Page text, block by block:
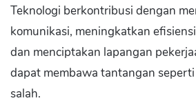
Teknologi berkontribusi dengan
komunikasi, meningkatkan
dan menciptakan lapangan
dapat membawa tantangan
salah.